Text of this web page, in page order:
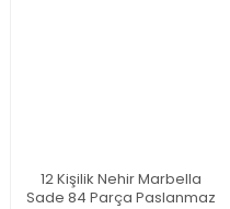
12 Kişilik Nehir Marbella
Sade 84 Parça Paslanmaz